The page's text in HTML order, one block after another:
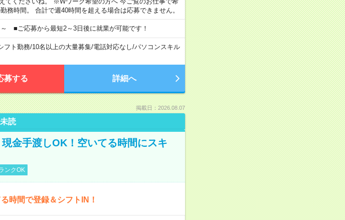
務時間。 合計で週40時間を超える場合は応募できません。
■ご応募から最短2～3日後に就業が可能です！
フト勤務/10名以上の大量募集/電話対応なし/パソコンスキル
募する 詳細へ
掲載日：2026.08.07
未読
金手渡しOK！空いてる時間にスキ
ンクOK
時間で登録＆シフトIN！